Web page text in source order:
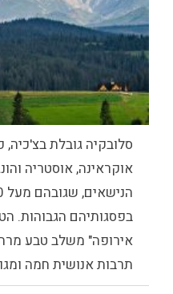
סלובקיה גובלת בצ'כיה,
אוקראינה,אוסטריה ו
בפסגותיהם הגבוהות.
אירופה" משלב טבע
תרבות אנושית חמה